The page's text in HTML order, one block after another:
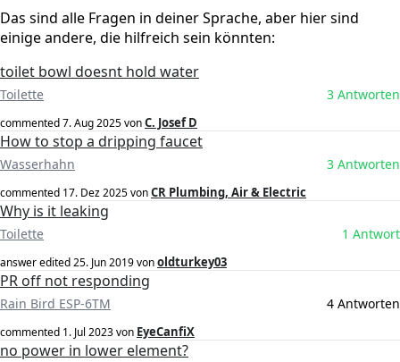
Das sind alle Fragen in deiner Sprache, aber hier sind
einige andere, die hilfreich sein könnten:
toilet bowl doesnt hold water
Toilette 3 Antworten
commented7. Aug 2025vonC. Josef D
How to stop a dripping faucet
Wasserhahn 3 Antworten
commented 17. Dez 2025vonCR Plumbing, Air & Electric
Why is it leaking
Toilette 1 Antwort
answer edited25. Jun 2019vonoldturkey03
PR off not responding
Rain Bird ESP-6TM 4 Antworten
commented 1. Jul 2023von EyeCanfiX
no power in lower element?